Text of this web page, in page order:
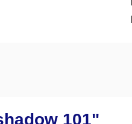
101"